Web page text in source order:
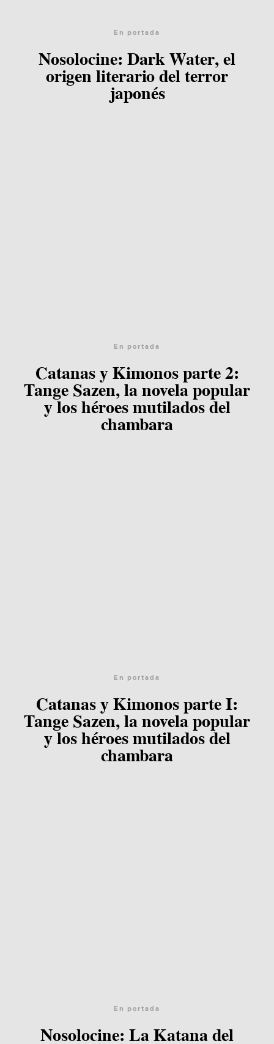
En portada
Nosolocine: Dark Water, el
origen literario del terror
japonés
En portada
Catanas y Kimonos parte 2:
Tange Sazen, la novela popular
y los héroes mutilados del
chambara
En portada
Catanas y Kimonos parte I:
Tange Sazen, la novela popular
y los héroes mutilados del
chambara
En portada
Nosolocine: La Katana del